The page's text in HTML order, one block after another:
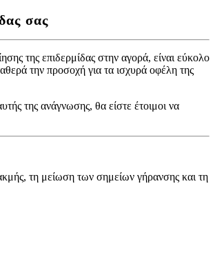
σας
της επιδερμίδας στην αγορά, είναι εύκολο
την προσοχή για τα ισχυρά οφέλη της
της ανάγνωσης, θα είστε έτοιμοι να
τη μείωση των σημείων γήρανσης και τη